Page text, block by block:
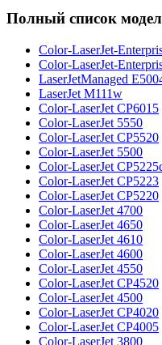
Полный список
Color-LaserJet-
Color-LaserJet-
LaserJetManaged
LaserJet M111w
Color-LaserJet CP6015
Color-LaserJet 5550
Color-LaserJet CP5520
Color-LaserJet 5500
Color-LaserJet
Color-LaserJet CP5223
Color-LaserJet CP5220
Color-LaserJet 4700
Color-LaserJet 4650
Color-LaserJet 4610
Color-LaserJet 4600
Color-LaserJet 4550
Color-LaserJet CP4520
Color-LaserJet 4500
Color-LaserJet CP4020
Color-LaserJet CP4005
Color-LaserJet 3800